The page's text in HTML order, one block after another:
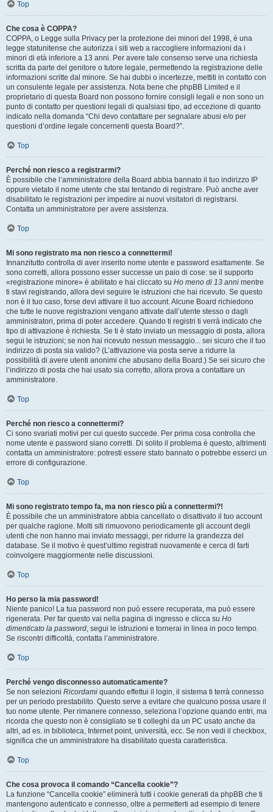
Top
Che cosa è COPPA?
COPPA, o Legge sulla Privacy per la protezione dei minori del 1998, è una
legge statunitense che autorizza i siti web a raccogliere informazioni da i
minori di età inferiore a 13 anni. Per avere tale consenso serve una richiesta
scritta da parte del genitore o tutore legale, permettendo la registrazione delle
informazioni scritte dal minore. Se hai dubbi o incertezze, mettiti in contatto con
un consulente legale per assistenza. Nota bene che phpBB Limited e il
proprietario di questa Board non possono fornire consigli legali e non sono un
punto di contatto per questioni legali di qualsiasi tipo, ad eccezione di quanto
indicato nella domanda “Chi devo contattare per segnalare abusi e/o per
questioni d’ordine legale concernenti questa Board?”.
Top
Perché non riesco a registrarmi?
È possibile che l’amministratore della Board abbia bannato il tuo indirizzo IP
oppure vietato il nome utente che stai tentando di registrare. Può anche aver
disabilitato le registrazioni per impedire ai nuovi visitatori di registrarsi.
Contatta un amministratore per avere assistenza.
Top
Mi sono registrato ma non riesco a connettermi!
Innanzitutto controlla di aver inserito nome utente e password esattamente. Se
sono corretti, allora possono esser successe un paio di cose: se il supporto
«registrazione minore» è abilitato e hai cliccato su Ho meno di 13 anni mentre
ti stavi registrando, allora devi seguire le istruzioni che hai ricevuto. Se questo
non è il tuo caso, forse devi attivare il tuo account. Alcune Board richiedono
che tutte le nuove registrazioni vengano attivate dall’utente stesso o dagli
amministratori, prima di poter accedere. Quando ti registri ti verrà indicato che
tipo di attivazione è richiesta. Se ti è stato inviato un messaggio di posta, allora
segui le istruzioni; se non hai ricevuto nessun messaggio... sei sicuro che il tuo
indirizzo di posta sia valido? (L’attivazione via posta serve a ridurre la
possibilità di avere utenti anonimi che abusano della Board.) Se sei sicuro che
l’indirizzo di posta che hai usato sia corretto, allora prova a contattare un
amministratore.
Top
Perché non riesco a connettermi?
Ci sono svariati motivi per cui questo succede. Per prima cosa controlla che
nome utente e password siano corretti. Di solito il problema è questo, altrimenti
contatta un amministratore: potresti essere stato bannato o potrebbe esserci un
errore di configurazione.
Top
Mi sono registrato tempo fa, ma non riesco più a connettermi?!
È possibile che un amministratore abbia cancellato o disattivato il tuo account
per qualche ragione. Molti siti rimuovono periodicamente gli account degli
utenti che non hanno mai inviato messaggi, per ridurre la grandezza del
database. Se il motivo è quest’ultimo registrati nuovamente e cerca di farti
coinvolgere maggiormente nelle discussioni.
Top
Ho perso la mia password!
Niente panico! La tua password non può essere recuperata, ma può essere
rigenerata. Per far questo vai nella pagina di ingresso e clicca su Ho
dimenticato la password, segui le istruzioni e tornerai in linea in poco tempo.
Se riscontri difficoltà, contatta l’amministratore.
Top
Perché vengo disconnesso automaticamente?
Se non selezioni Ricordami quando effettui il login, il sistema ti terrà connesso
per un periodo prestabilito. Questo serve a evitare che qualcuno possa usare il
tuo nome utente. Per rimanere connesso, seleziona l’opzione quando entri, ma
ricorda che questo non è consigliato se ti colleghi da un PC usato anche da
altri, ad es. in biblioteca, Internet point, università, ecc. Se non vedi il checkbox,
significa che un amministratore ha disabilitato questa caratteristica.
Top
Che cosa provoca il comando “Cancella cookie”?
La funzione “Cancella cookie” eliminerà tutti i cookie generati da phpBB che ti
mantengono autenticato e connesso, oltre a permetterti ad esempio di tenere